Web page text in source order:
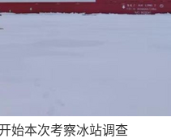
始本次考察冰站调查